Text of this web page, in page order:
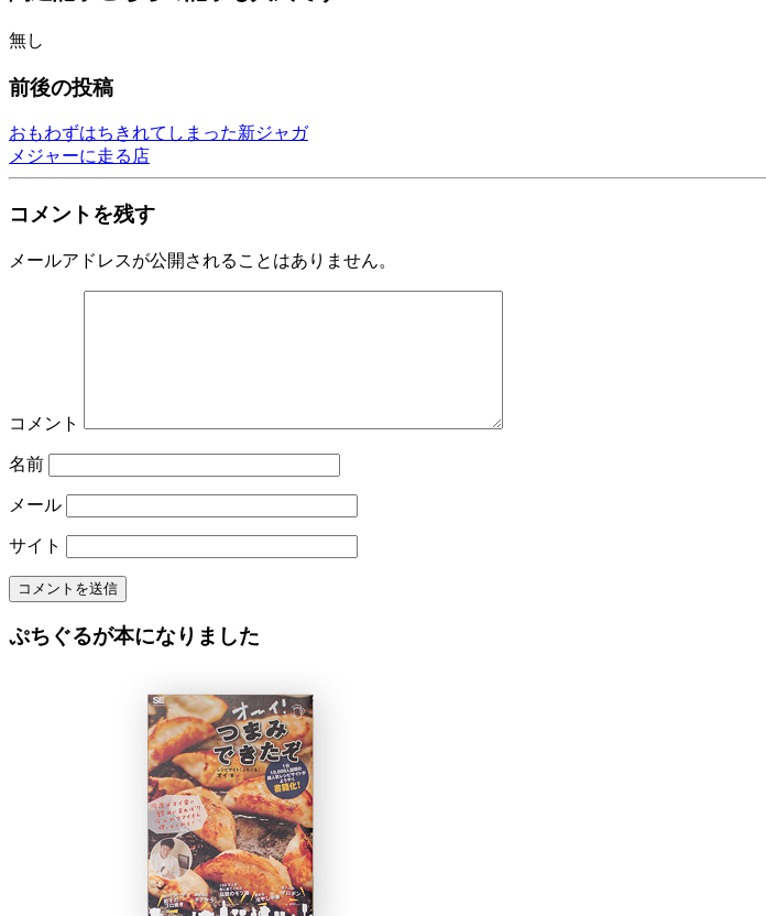
無し
前後の投稿
おもわずはちきれてしまった新ジャガ
メジャーに走る店
コメントを残す
メールアドレスが公開されることはありません。
コメント
名前
メール
サイト
ぷちぐるが本になりました